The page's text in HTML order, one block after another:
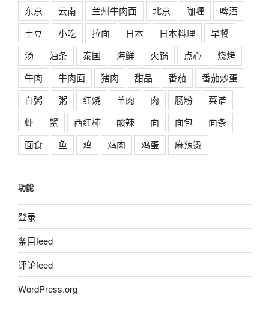
东京 云南 兰州牛肉面 北京 咖喱
啤酒
土豆
小吃 拉面 日本 日本料理
早餐
汤
油条 泰国 海鲜 火锅 点心
烧烤
牛肉
牛肉面 猪肉 甜品 番茄
番茄炒蛋
白粥
粥 红烧 羊肉 肉 肠粉
菜谱
虾
蟹 西红柿 酸辣 面 面包
面条
面食
鱼 鸡 鸡肉 鸡蛋 麻辣烫
功能
登录
条目feed
评论feed
WordPress.org